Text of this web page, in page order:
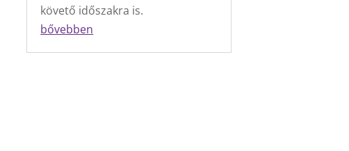
követő időszakra is.
bővebben